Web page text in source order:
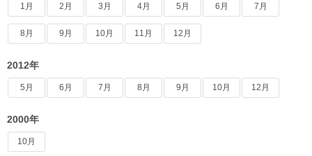
1月 2月 3月 4月 5月 6月 7月
8月 9月 10月 11月 12月
2012年
5月 6月 7月 8月 9月 10月 12月
2000年
10月